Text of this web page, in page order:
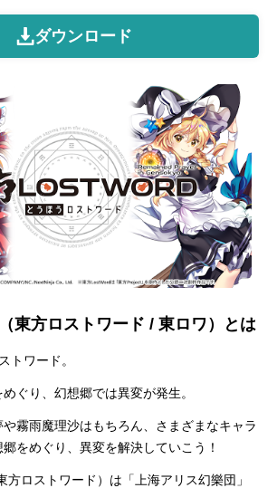
ダウンロード
東方ロストワード / 東ロワ）とは
トワード。
ぐり、幻想郷では異変が発生。
霧雨魔理沙はもちろん、さまざまなキャラ
をめぐり、異変を解決していこう！
ロストワード）は「上海アリス幻樂団」